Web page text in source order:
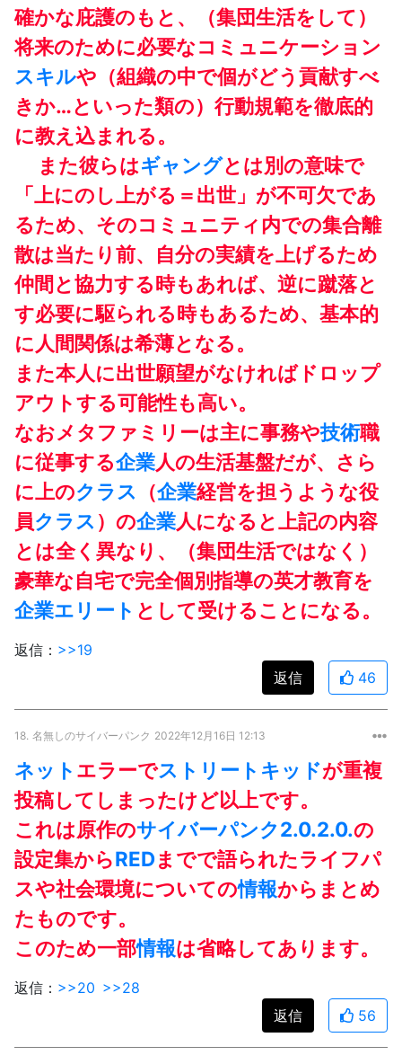
確かな庇護のもと、（集団生活をして）
将来のために必要なコミュニケーション
スキルや（組織の中で個がどう貢献すべ
きか…といった類の）行動規範を徹底的
に教え込まれる。
また彼らはギャングとは別の意味で
「上にのし上がる＝出世」が不可欠であ
るため、そのコミュニティ内での集合離
散は当たり前、自分の実績を上げるため
仲間と協力する時もあれば、逆に蹴落と
す必要に駆られる時もあるため、基本的
に人間関係は希薄となる。
また本人に出世願望がなければドロップ
アウトする可能性も高い。
なおメタファミリーは主に事務や技術職
に従事する企業人の生活基盤だが、さら
に上のクラス （企業経営を担うような役
員クラス ）の企業人になると上記の内容
とは全く異なり、（集団生活ではなく）
豪華な自宅で完全個別指導の英才教育を
企業エリート として受けることになる。
返信： >>19
返信
46
18. 名無しのサイバーパンク 2022年12月16日 12:13
ネット エラーでストリートキッドが重複
投稿してしまったけど以上です。
これは原作のサイバーパンク2.0.2.0.の
設定集からREDまでで語られたライフパ
スや社会環境についての情報からまとめ
たものです。
このため一部情報は省略してあります。
返信： >>20 >>28
返信
56